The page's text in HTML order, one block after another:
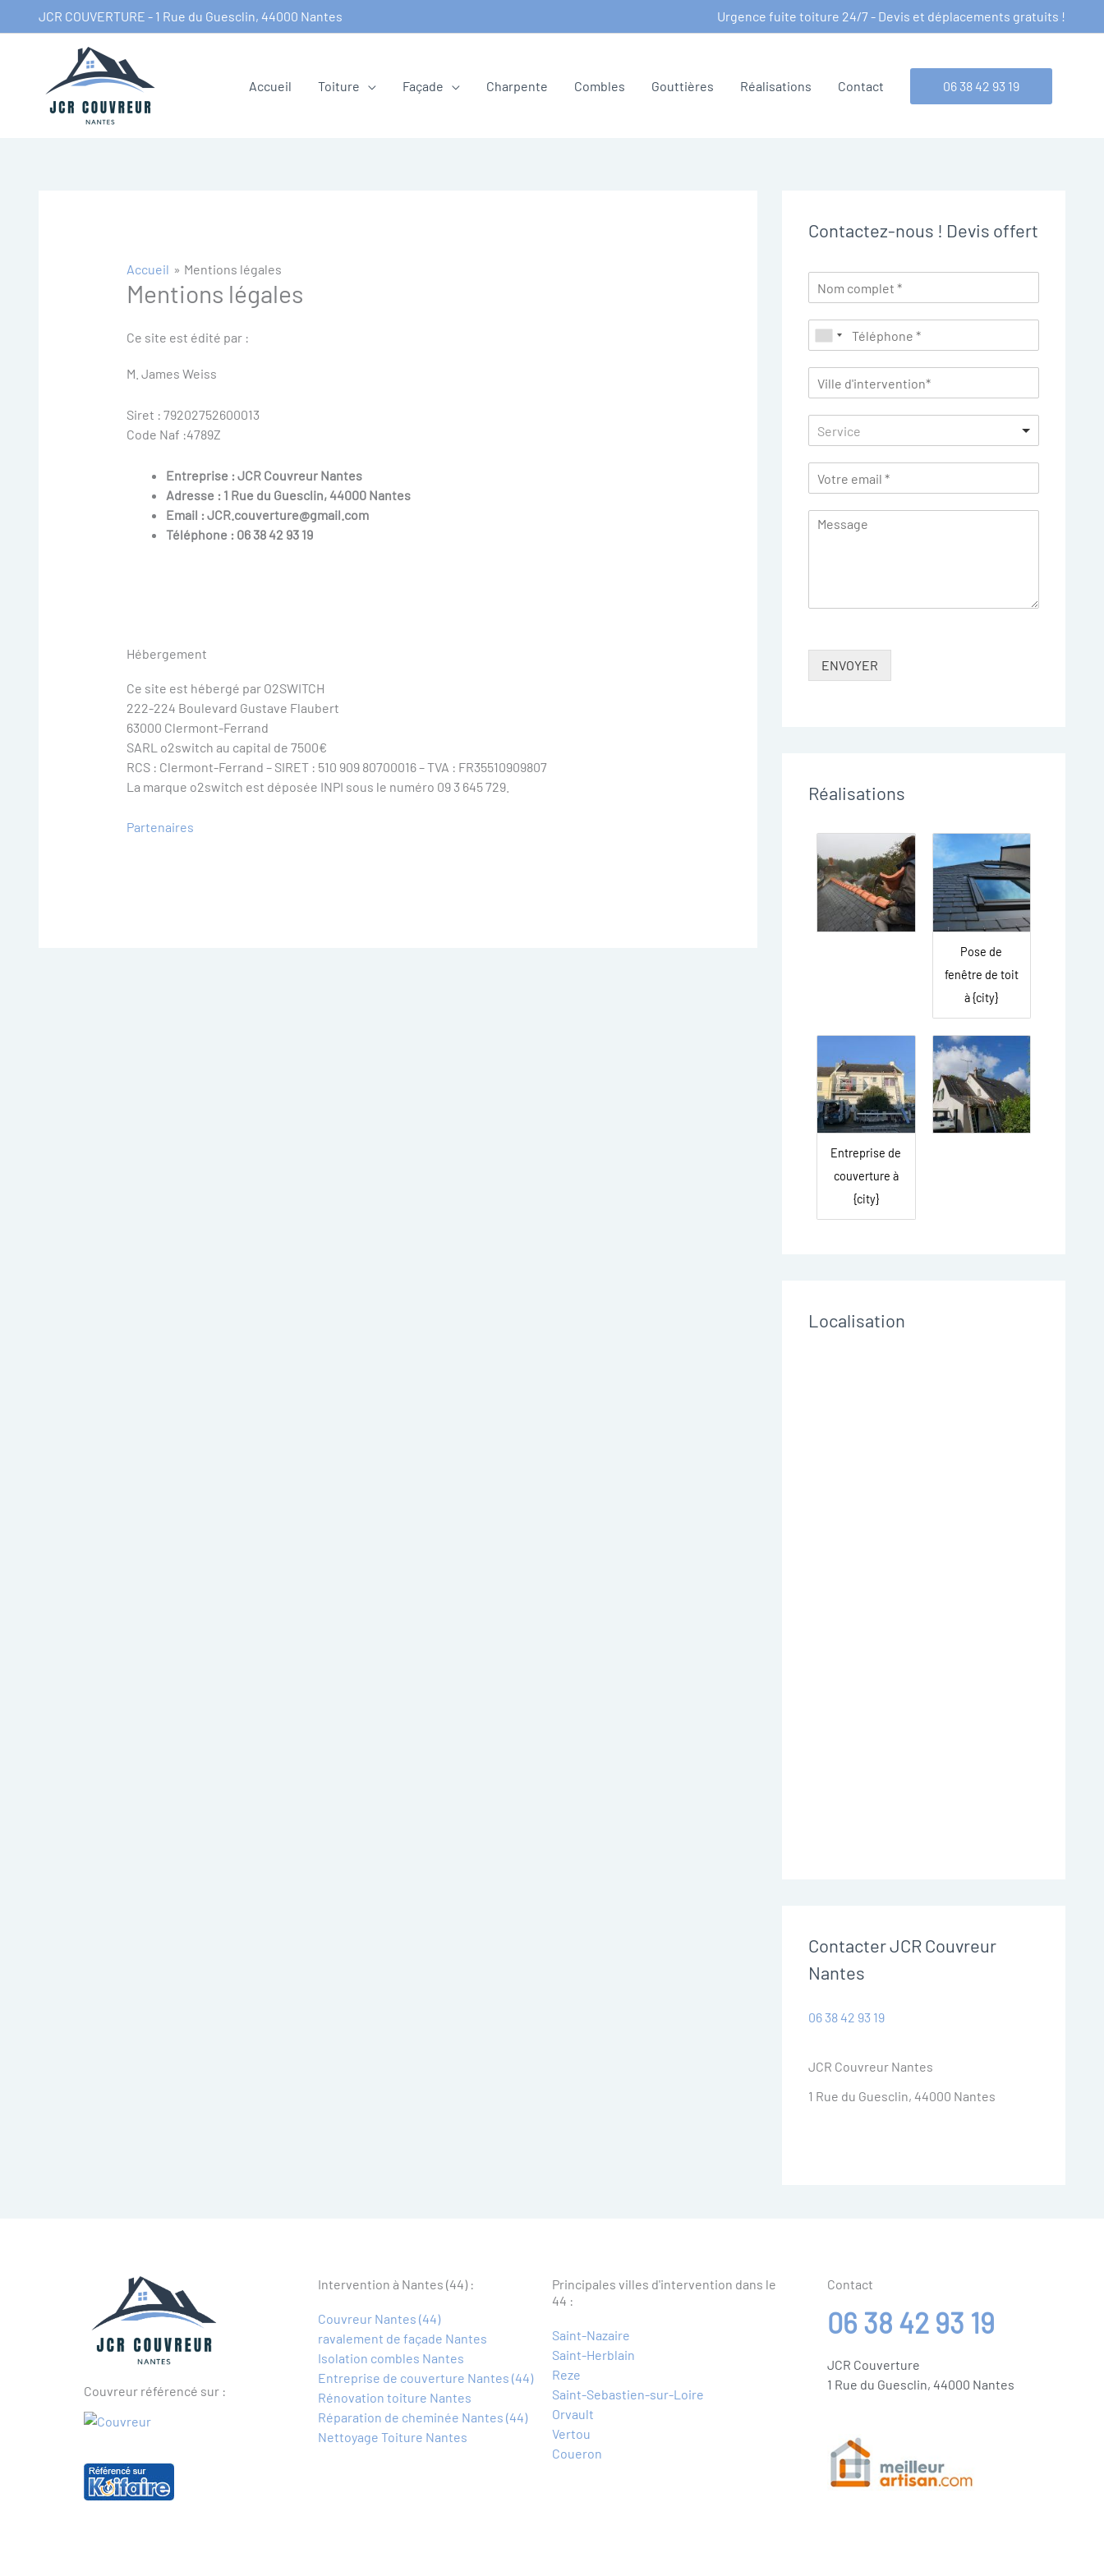
JCR COUVERTURE - 1 Rue du Guesclin, 44000 Nantes Urgence fuite toiture 24/7 - Devis et déplacements gratuits !
Accueil Toiture Façade Charpente Combles Gouttières Réalisations Contact 06 38 42 93 19
Accueil Mentions légales
Mentions légales
Ce site est édité par :
M. James Weiss
Siret : 79202752600013
Code Naf :4789Z
Entreprise : JCR Couvreur Nantes
Adresse : 1 Rue du Guesclin, 44000 Nantes
Email : JCR.couverture@gmail.com
Téléphone : 06 38 42 93 19
Hébergement
Ce site est hébergé par O2SWITCH
222-224 Boulevard Gustave Flaubert
63000 Clermont-Ferrand
SARL o2switch au capital de 7500€
RCS : Clermont-Ferrand – SIRET : 510 909 80700016 – TVA : FR35510909807
La marque o2switch est déposée INPI sous le numéro 09 3 645 729.
Partenaires
Contactez-nous ! Devis offert
Service
ENVOYER
Réalisations
Pose de
fenêtre de toit
à {city}
Entreprise de
couverture à
{city}
Localisation
Contacter JCR Couvreur
Nantes
06 38 42 93 19
JCR Couvreur Nantes
1 Rue du Guesclin, 44000 Nantes
Couvreur référencé sur :
Intervention à Nantes (44) :
Couvreur Nantes (44)
ravalement de façade Nantes
Isolation combles Nantes
Entreprise de couverture Nantes (44)
Rénovation toiture Nantes
Réparation de cheminée Nantes (44)
Nettoyage Toiture Nantes
Principales villes d'intervention dans le
44 :
Saint-Nazaire
Saint-Herblain
Reze
Saint-Sebastien-sur-Loire
Orvault
Vertou
Coueron
Contact
06 38 42 93 19
JCR Couverture
1 Rue du Guesclin, 44000 Nantes